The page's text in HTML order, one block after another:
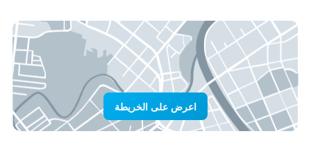
اعرض على الخريطة